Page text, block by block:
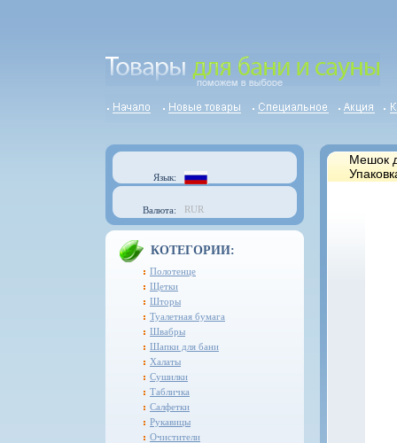
Язык:
Валюта: RUR
КОТЕГОРИИ:
Полотенце
Щетки
Шторы
Туалетная бумага
Швабры
Шапки для бани
Халаты
Сушилки
Табличка
Салфетки
Рукавицы
Очистители
Мешок